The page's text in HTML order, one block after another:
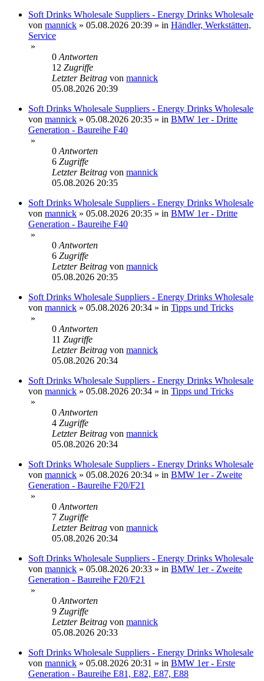
Soft Drinks Wholesale Suppliers - Energy Drinks Wholesale
von mannick » 05.08.2026 20:39 » in Händler, Werkstätten,
Service
»
0 Antworten
12 Zugriffe
Letzter Beitrag von mannick
05.08.2026 20:39
Soft Drinks Wholesale Suppliers - Energy Drinks Wholesale
von mannick » 05.08.2026 20:35 » in BMW 1er - Dritte
Generation - Baureihe F40
»
0 Antworten
6 Zugriffe
Letzter Beitrag von mannick
05.08.2026 20:35
Soft Drinks Wholesale Suppliers - Energy Drinks Wholesale
von mannick » 05.08.2026 20:35 » in BMW 1er - Dritte
Generation - Baureihe F40
»
0 Antworten
6 Zugriffe
Letzter Beitrag von mannick
05.08.2026 20:35
Soft Drinks Wholesale Suppliers - Energy Drinks Wholesale
von mannick » 05.08.2026 20:34 » in Tipps und Tricks
»
0 Antworten
11 Zugriffe
Letzter Beitrag von mannick
05.08.2026 20:34
Soft Drinks Wholesale Suppliers - Energy Drinks Wholesale
von mannick » 05.08.2026 20:34 » in Tipps und Tricks
»
0 Antworten
4 Zugriffe
Letzter Beitrag von mannick
05.08.2026 20:34
Soft Drinks Wholesale Suppliers - Energy Drinks Wholesale
von mannick » 05.08.2026 20:34 » in BMW 1er - Zweite
Generation - Baureihe F20/F21
»
0 Antworten
7 Zugriffe
Letzter Beitrag von mannick
05.08.2026 20:34
Soft Drinks Wholesale Suppliers - Energy Drinks Wholesale
von mannick » 05.08.2026 20:33 » in BMW 1er - Zweite
Generation - Baureihe F20/F21
»
0 Antworten
9 Zugriffe
Letzter Beitrag von mannick
05.08.2026 20:33
Soft Drinks Wholesale Suppliers - Energy Drinks Wholesale
von mannick » 05.08.2026 20:31 » in BMW 1er - Erste
Generation - Baureihe E81, E82, E87, E88